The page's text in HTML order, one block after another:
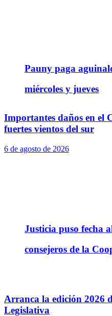
Pauny paga
miércoles y jueves
Justicia puso fecha
consejeros de la
Importantes daños en el
fuertes vientos del sur
6 de agosto de 2026
Arranca la edición 2026
Legislativa